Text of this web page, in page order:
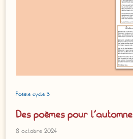
Poésie cycle 3
Des poèmes pour l’automne
8 octobre 2024